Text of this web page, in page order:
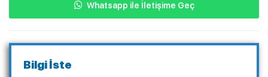
Whatsapp ile İletişime Geç
Bilgi İste